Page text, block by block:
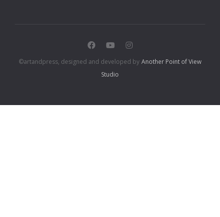
©artandpress, designed and developed by Another Point of View
Studio